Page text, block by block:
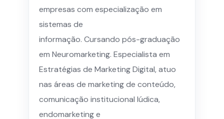
empresas com especialização em
sistemas de
informação. Cursando pós-graduação
em Neuromarketing. Especialista em
Estratégias de Marketing Digital, atuo
nas áreas de marketing de conteúdo,
comunicação institucional lúdica,
endomarketing e